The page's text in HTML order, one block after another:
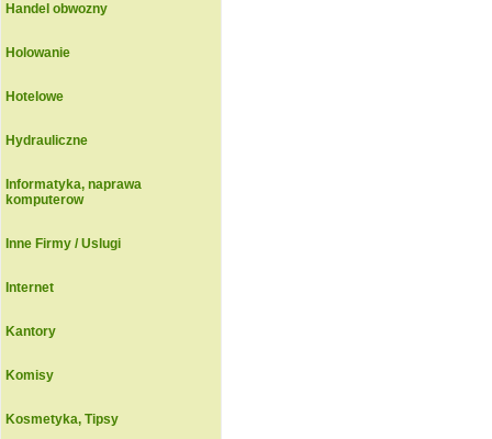
Handel obwozny
Holowanie
Hotelowe
Hydrauliczne
Informatyka, naprawa
komputerow
Inne Firmy / Uslugi
Internet
Kantory
Komisy
Kosmetyka, Tipsy